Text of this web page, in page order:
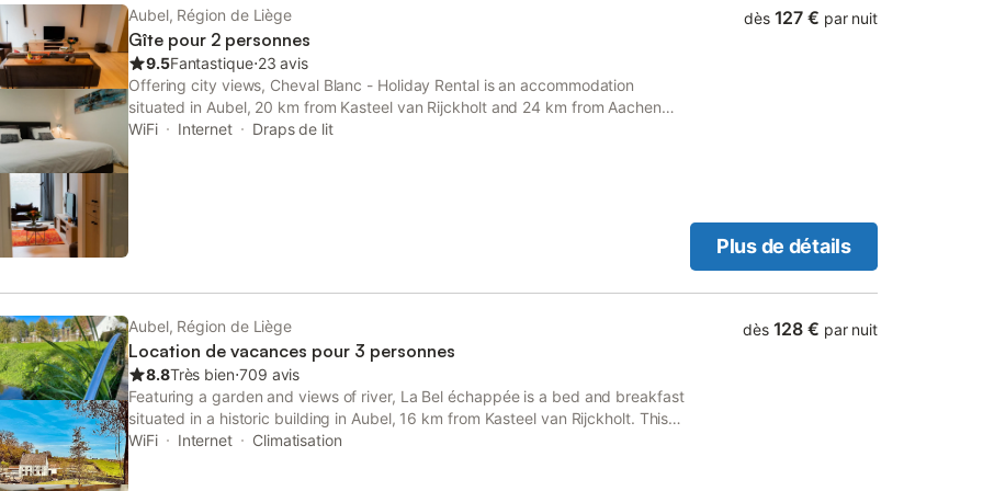
Aubel, Région de Liège
Gîte pour 2 personnes
9.5Fantastique⋅23 avis
Offering city views, Cheval Blanc - Holiday Rental is an accommodation
situated in Aubel, 20 km from Kasteel van Rijckholt and 24 km from Aachen
Central Station.
WiFi Internet Draps de lit
dès 127 € par nuit
Plus de détails
Aubel, Région de Liège
Location de vacances pour 3 personnes
8.8Très bien⋅709 avis
Featuring a garden and views of river, La Bel échappée is a bed and breakfast
situated in a historic building in Aubel, 16 km from Kasteel van Rijckholt. This
property offers access to a terrace, free private parking and free WiFi.
WiFi Internet Climatisation
dès 128 € par nuit